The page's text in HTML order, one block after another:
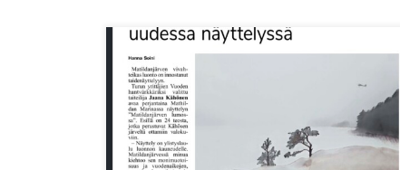
DJK Matildanjärven Lumossa -näyttely on nyt avattu
Mathildan Marinan Merigalleriassa Mathildedalissa
(Salo). Tervetuloa tutustumaan näyttelyyn Marinan
aukioloaikoina 26.4. asti, pe 15-22, la 11-22 ja su 11-18.